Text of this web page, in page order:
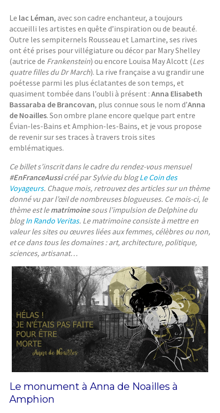
Le lac Léman, avec son cadre enchanteur, a toujours
accueilli les artistes en quête d’inspiration ou de beauté.
Outre les sempiternels Rousseau et Lamartine, ses rives
ont été prises pour villégiature ou décor par Mary Shelley
(autrice de Frankenstein) ou encore Louisa May Alcott (Les
quatre filles du Dr March). La rive française a vu grandir une
poétesse parmi les plus éclatantes de son temps, et
quasiment tombée dans l’oubli à présent :Anna Elisabeth
Bassaraba de Brancovan, plus connue sous le nom d’Anna
de Noailles. Son ombre plane encore quelque part entre
Évian-les-Bains et Amphion-les-Bains, et je vous propose
de revenir sur ses traces à travers trois sites
emblématiques.
Ce billet s’inscrit dans le cadre du rendez-vous mensuel
#EnFranceAussicréé par Sylvie du blogLe Coin des
Voyageurs. Chaque mois, retrouvez des articles sur un thème
donné vu par l’œil de nombreuses blogueuses. Ce mois-ci, le
thème est lematrimoinesous l’impulsion de Delphine du
blogIn Rando Veritas. Le matrimoine consiste à mettre en
valeur les sites ou œuvres liées aux femmes, célèbres ou non,
et ce dans tous les domaines : art, architecture, politique,
sciences, artisanat…
Le monument à Anna de Noailles à
Amphion